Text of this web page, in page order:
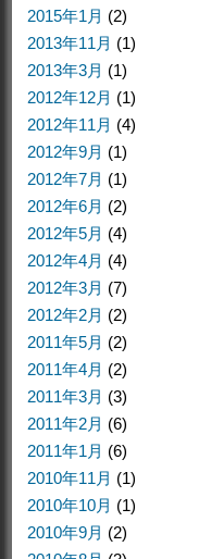
2015年1月 (2)
2013年11月 (1)
2013年3月 (1)
2012年12月 (1)
2012年11月 (4)
2012年9月 (1)
2012年7月 (1)
2012年6月 (2)
2012年5月 (4)
2012年4月 (4)
2012年3月 (7)
2012年2月 (2)
2011年5月 (2)
2011年4月 (2)
2011年3月 (3)
2011年2月 (6)
2011年1月 (6)
2010年11月 (1)
2010年10月 (1)
2010年9月 (2)